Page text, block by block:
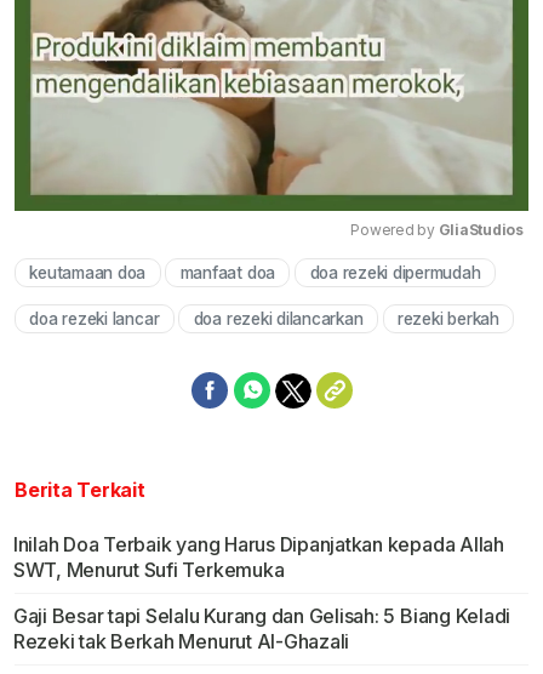
Mute
Powered by GliaStudios
keutamaan doa manfaat doa doa rezeki dipermudah
doa rezeki lancar doa rezeki dilancarkan rezeki berkah
Berita Terkait
Inilah Doa Terbaik yang Harus Dipanjatkan kepada Allah
SWT, Menurut Sufi Terkemuka
Gaji Besar tapi Selalu Kurang dan Gelisah: 5 Biang Keladi
Rezeki tak Berkah Menurut Al-Ghazali